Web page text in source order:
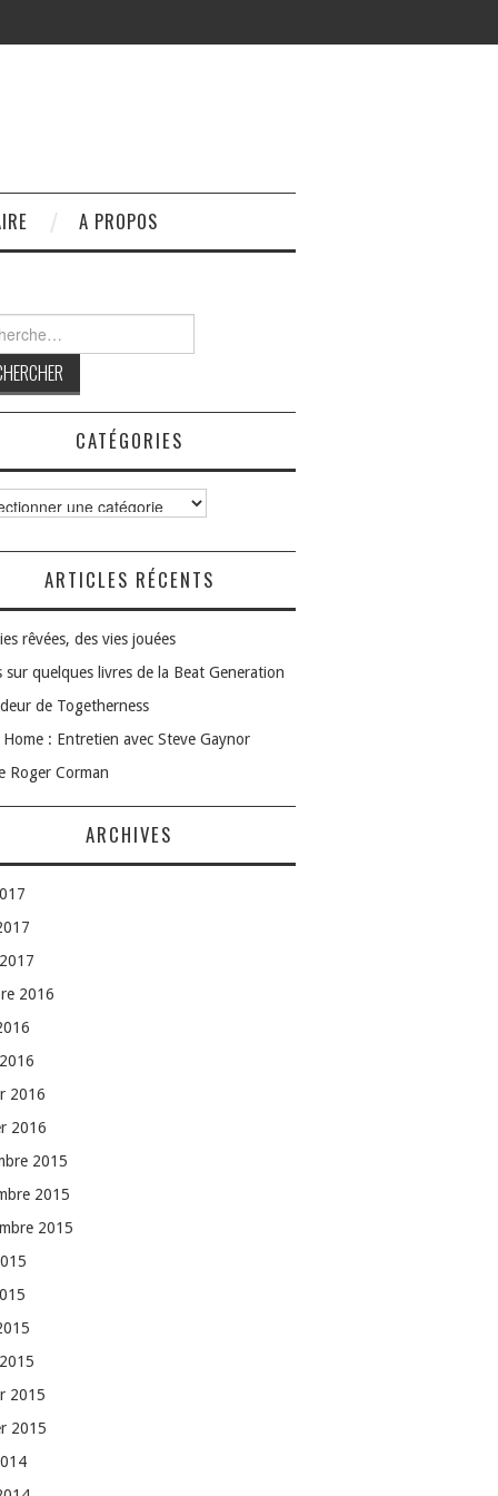
A PROPOS
CATÉGORIES
ARTICLES RÉCENTS
rêvées, des vies jouées
sur quelques livres de la Beat Generation
de Togetherness
: Entretien avec Steve Gaynor
Roger Corman
ARCHIVES
2016
2016
2016
2015
2015
2015
2015
2015